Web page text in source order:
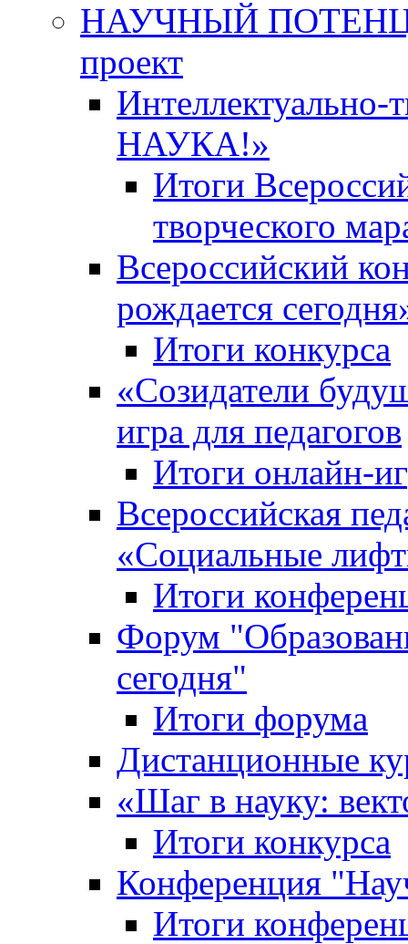
НАУЧНЫЙ
проект
НАУКА!»
Итоги
творческого
Всероссийский
рождается
Итоги конкурса
«Cозидатели
игра для педагогов
Итоги онлайн-
Всероссийская
«Cоциальные
Итоги
Форум
сегодня"
Итоги форума
Дистанционные
«Шаг в науку:
Итоги конкурса
Конференция
Итоги